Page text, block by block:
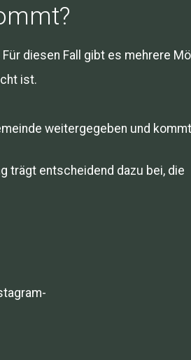
diesen Fall gibt es mehrere
ist.
weitergegeben und
trägt entscheidend dazu bei, die